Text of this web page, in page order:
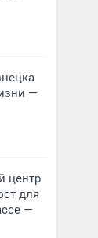
—
центр
для
—